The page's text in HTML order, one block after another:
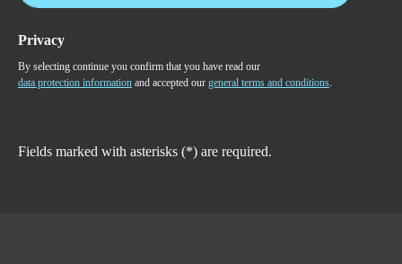
Privacy
By selecting continue you confirm that you have read our
data protection information and accepted our general terms and conditions.
Fields marked with asterisks (*) are required.